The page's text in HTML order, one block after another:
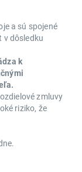
a sú spojené
v dôsledku
k
zmluvy
riziko, že